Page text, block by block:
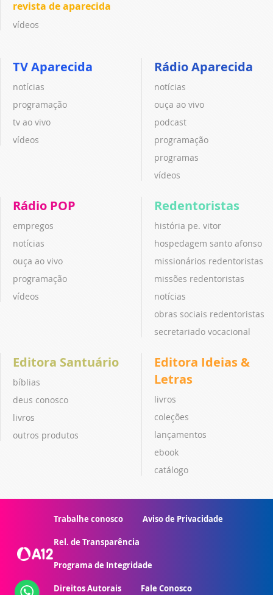
revista de aparecida
vídeos
TV Aparecida
notícias
programação
tv ao vivo
vídeos
Rádio Aparecida
notícias
ouça ao vivo
podcast
programação
programas
vídeos
Rádio POP
empregos
notícias
ouça ao vivo
programação
vídeos
Redentoristas
história pe. vitor
hospedagem santo afonso
missionários redentoristas
missões redentoristas
notícias
obras sociais redentoristas
secretariado vocacional
Editora Santuário
bíblias
deus conosco
livros
outros produtos
Editora Ideias &
Letras
livros
coleções
lançamentos
ebook
catálogo
Trabalhe conosco Aviso de Privacidade
Rel. de Transparência
Programa de Integridade
Direitos Autorais Fale Conosco